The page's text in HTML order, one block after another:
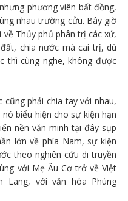
phương viên bất đồng,
nhau trường cửu. Bây giờ
Thủy phủ phân trị các xứ,
chia nước mà cai trị, dù
thì cùng nghe, không được
cũng phải chia tay với nhau,
biểu hiện cho sự kiện hạn
nền văn minh tại đây sụp
lớn về phía Nam, sự kiện
theo nghiên cứu di truyền
với Mẹ Âu Cơ trở về Việt
Lang, với văn hóa Phùng